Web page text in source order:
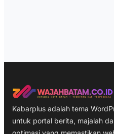
Kabarplus adalah tema
untuk portal berita, majalah